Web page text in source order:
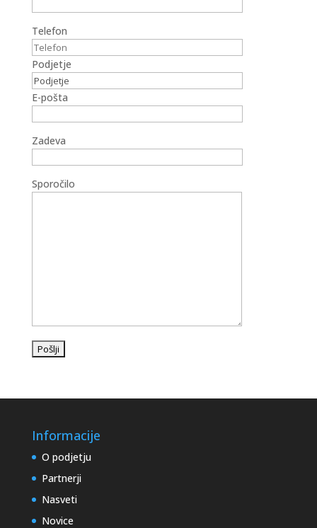
Telefon
Podjetje
E-pošta
Zadeva
Sporočilo
Informacije
O podjetju
Partnerji
Nasveti
Novice